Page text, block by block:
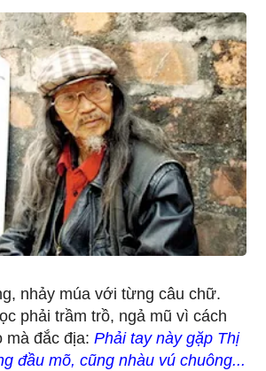
nhảy múa với từng câu chữ.
phải trầm trồ, ngả mũ vì cách
mà đắc địa: Phải tay này gặp Thị
đầu mõ, cũng nhàu vú chuông...